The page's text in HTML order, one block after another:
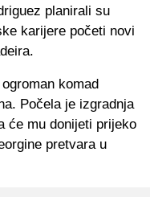
planirali su
karijere početi novi
komad
Počela je izgradnja
će mu donijeti prijeko
pretvara u